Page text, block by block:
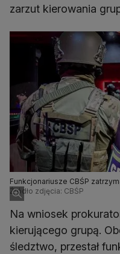
zarzut kierowania
Funkcjonariusze CBŚP
Źródło zdjęcia: CBŚP
Na wniosek
kierującego grupą.
śledztwo, przestał